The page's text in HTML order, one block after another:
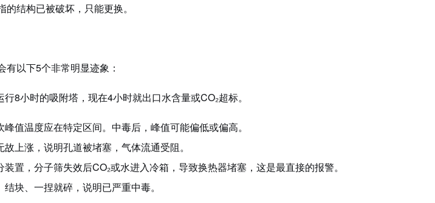
的结构已被破坏，只能更换。
有以下5个非常明显迹象：
行8小时的吸附塔，现在4小时就出口水含量或CO₂超标。
值温度应在特定区间。中毒后，峰值可能偏低或偏高。
上涨，说明孔道被堵塞，气体流通受阻。
装置，分子筛失效后CO₂或水进入冷箱，导致换热器堵塞，这是最直接的报警。
块、一捏就碎，说明已严重中毒。